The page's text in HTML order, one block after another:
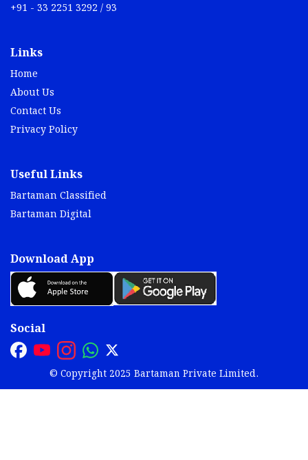
+91 - 33 2251 3292 / 93
Links
Home
About Us
Contact Us
Privacy Policy
Useful Links
Bartaman Classified
Bartaman Digital
Download App
Social
© Copyright 2025 Bartaman Private Limited.